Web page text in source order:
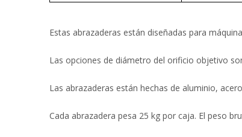
Estas abrazaderas están diseñadas para
Las opciones de diámetro del orificio objetivo
Las abrazaderas están hechas de aluminio,
Cada abrazadera pesa 25 kg por caja. El peso